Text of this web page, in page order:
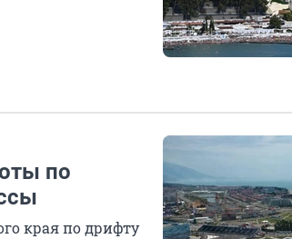
по
края по дрифту